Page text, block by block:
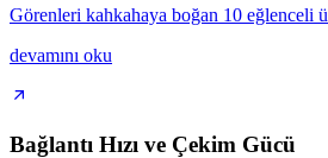
Görenleri kahkahaya boğan 10 eğlenceli
devamını oku
Bağlantı Hızı ve Çekim Gücü